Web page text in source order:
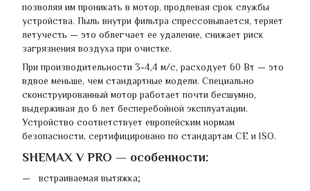
позволяя им проникать в мотор, продлевая срок службы
устройства. Пыль внутри фильтра спрессовывается, теряет
летучесть — это облегчает ее удаление, снижает риск
загрязнения воздуха при очистке.
При производительности 3-4,4 м/с, расходует 60 Вт — это
вдвое меньше, чем стандартные модели. Специально
сконструированный мотор работает почти бесшумно,
выдерживая до 6 лет бесперебойной эксплуатации.
Устройство соответствует европейским нормам
безопасности, сертифицировано по стандартам CE и ISO.
SHEMAX V PRO — особенности:
встраиваемая вытяжка;